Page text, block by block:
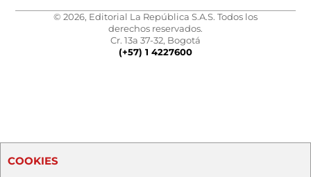
© 2026, Editorial La República S.A.S. Todos los
derechos reservados.
Cr. 13a 37-32, Bogotá
(+57) 1 4227600
COOKIES